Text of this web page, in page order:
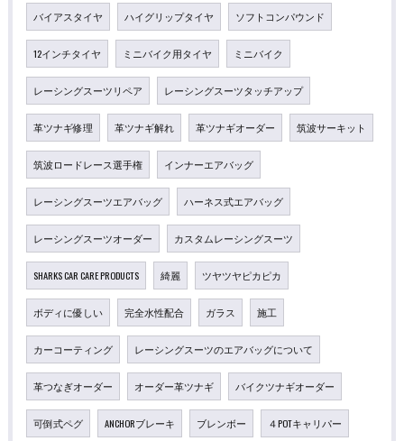
バイアスタイヤ ハイグリップタイヤ ソフトコンパウンド
12インチタイヤ ミニバイク用タイヤ ミニバイク
レーシングスーツリペア レーシングスーツタッチアップ
革ツナギ修理 革ツナギ解れ 革ツナギオーダー 筑波サーキット
筑波ロードレース選手権 インナーエアバッグ
レーシングスーツエアバッグ ハーネス式エアバッグ
レーシングスーツオーダー カスタムレーシングスーツ
SHARKS CAR CARE PRODUCTS 綺麗 ツヤツヤピカピカ
ボディに優しい 完全水性配合 ガラス 施工
カーコーティング レーシングスーツのエアバッグについて
革つなぎオーダー オーダー革ツナギ バイクツナギオーダー
可倒式ペグ ANCHORブレーキ ブレンボー ４POTキャリパー